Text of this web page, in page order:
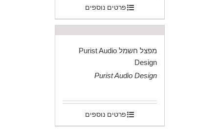
פרטים נוספים
מפצל חשמל Purist Audio
Design
Purist Audio Design
פרטים נוספים